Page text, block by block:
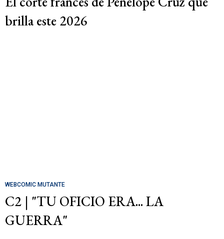
brilla este 2026
WEBCOMIC MUTANTE
C2 | "TU OFICIO ERA... LA
GUERRA"